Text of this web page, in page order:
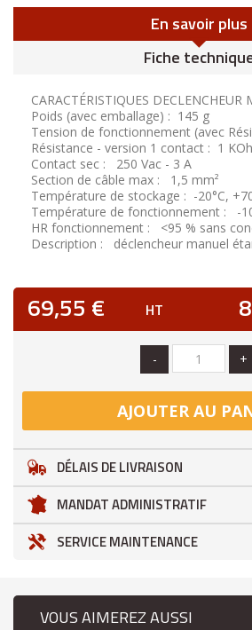
En savoir plus
Fiche
CARACTÉRISTIQUES DECLENCHEUR
Poids (avec emballage) : 145 g
Tension de fonctionnement (avec
Résistance - version 1 contact : 1
Contact sec : 250 Vac - 3 A
Section de câble max : 1,5 mm²
Température de stockage : -20°C,
Température de fonctionnement : -
HR fonctionnement : <95 % sans
Description : déclencheur manuel
69,55 € HT
- +
AJOUTER AU
DÉLAIS DE LIVRAISON
MANDAT ADMINISTRATIF
SERVICE MAINTENANCE
VOUS AIMEREZ AUSSI